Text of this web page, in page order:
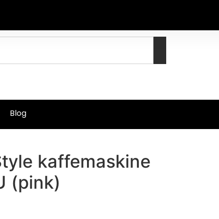
Blog
kaffemaskine
(pink)